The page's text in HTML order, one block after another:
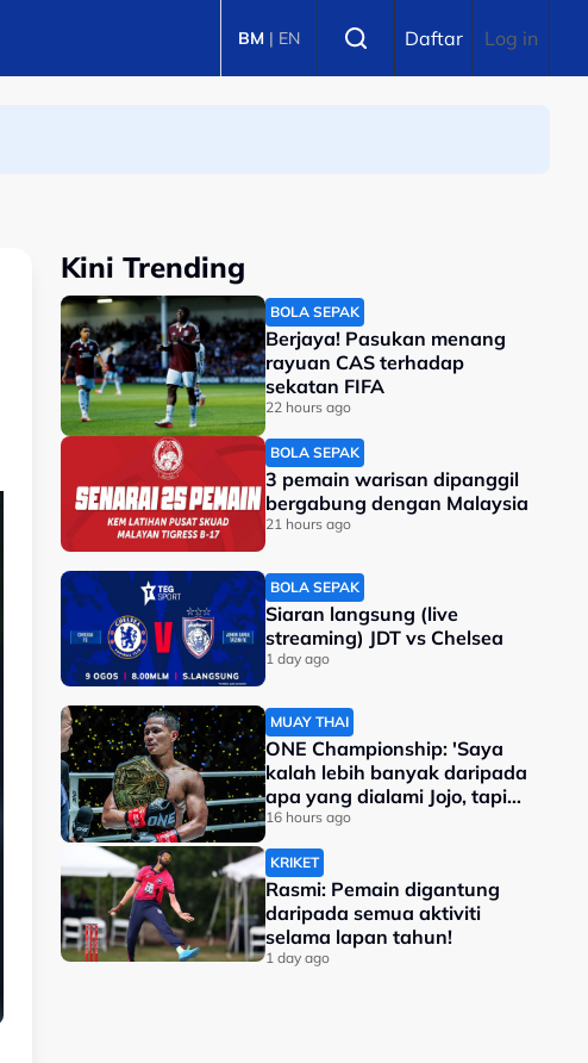
BM | EN Daftar Log in
Kini Trending
BOLA SEPAK
Berjaya! Pasukan menang
rayuan CAS terhadap
sekatan FIFA
22 hours ago
BOLA SEPAK
3 pemain warisan dipanggil
bergabung dengan Malaysia
21 hours ago
BOLA SEPAK
Siaran langsung (live
streaming) JDT vs Chelsea
1 day ago
MUAY THAI
ONE Championship: 'Saya
kalah lebih banyak daripada
apa yang dialami Jojo, tapi
saya jadi juara dunia'
16 hours ago
KRIKET
Rasmi: Pemain digantung
daripada semua aktiviti
selama lapan tahun!
1 day ago